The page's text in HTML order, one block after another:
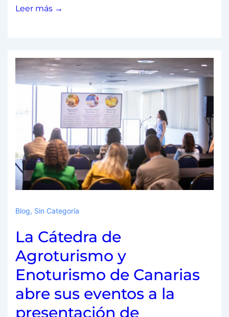
Leer más →
Blog, Sin Categoría
La Cátedra de
Agroturismo y
Enoturismo de Canarias
abre sus eventos a la
presentación de